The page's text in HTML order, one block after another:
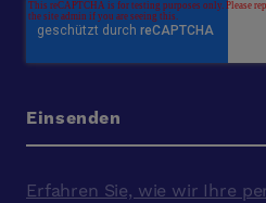
Erfahren Sie, wie wir Ihre